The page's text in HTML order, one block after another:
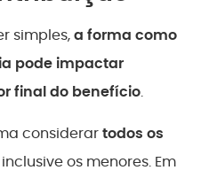
simples,a forma como
pode impactar
final do benefício.
considerartodos os
inclusive os menores. Em